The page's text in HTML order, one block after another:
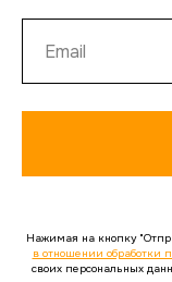
Нажимая на кнопку
в отношении обработки
своих персональных